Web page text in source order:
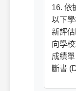
16. 依
以下
新評
向學
成績
斷書